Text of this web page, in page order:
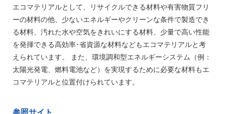
エコマテリアルとして、リサイクルできる材料や有害物質フリ
ーの材料の他、少ないエネルギーやクリーンな条件で製造でき
る材料、汚れた水や空気をきれいにする材料、少量で高い性能
を発揮できる高効率･省資源な材料などもエコマテリアルと考
えられています。 また、環境調和型エネルギーシステム（例：
太陽光発電、燃料電池など）を実現するために必要な材料もエ
コマテリアルと位置付けられています。